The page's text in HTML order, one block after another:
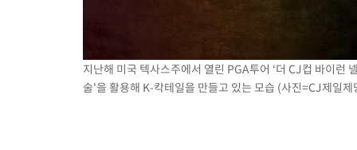
지난해 미국 텍사스주에서 열린 PGA투어 ‘더 CJ컵 바이
술'을 활용해 K-칵테일을 만들고 있는 모습 (사진=CJ제일